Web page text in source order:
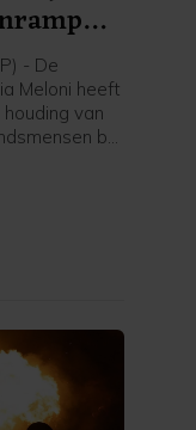
- De
Meloni heeft
van
bij